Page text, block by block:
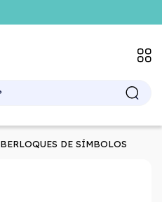
BERLOQUES DE SÍMBOLOS